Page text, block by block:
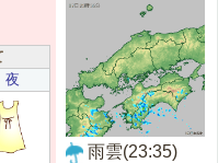
夜
雨雲(23:35)